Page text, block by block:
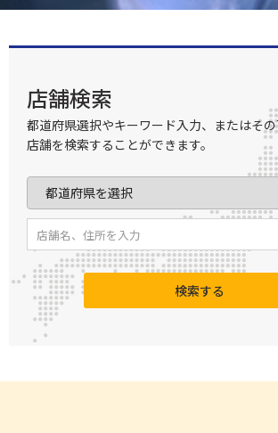
店舗検索
都道府県選択やキーワード入力、またはそ
店舗を検索することができます。
検索する